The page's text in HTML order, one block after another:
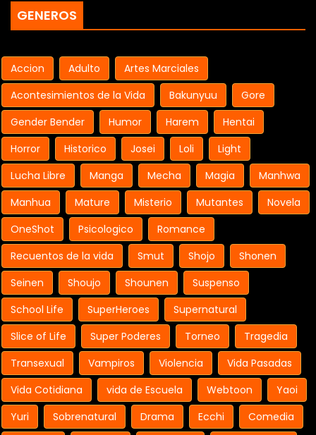
GENEROS
Accion Adulto
Artes Marciales
Acontesimientos de la Vida
Bakunyuu
Gore
Gender Bender
Humor Harem
Hentai
Horror
Historico Josei Loli
Light
Lucha Libre
Manga Mecha Magia
Manhwa
Manhua
Mature Misterio Mutantes
Novela
OneShot
Psicologico
Romance
Recuentos de la vida
Smut Shojo
Shonen
Seinen
Shoujo Shounen
Suspenso
School Life
SuperHeroes
Supernatural
Slice of Life
Super Poderes Torneo
Tragedia
Transexual
Vampiros Violencia
Vida Pasadas
Vida Cotidiana
vida de Escuela Webtoon
Yaoi
Yuri
Sobrenatural Drama Ecchi
Comedia